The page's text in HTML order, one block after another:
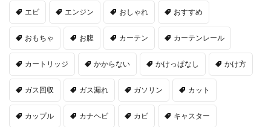
エビ エンジン おしゃれ おすすめ
おもちゃ お腹 カーテン カーテンレール
カートリッジ かからない かけっぱなし かけ方
ガス回収 ガス漏れ ガソリン カット
カップル カナヘビ カビ キャスター